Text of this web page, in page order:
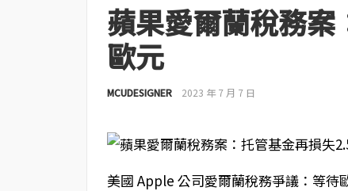
蘋果愛爾蘭稅務
歐元
MCUDESIGNER 2023 年 7 月 7 日
美國 Apple 公司愛爾蘭稅務爭議：等待